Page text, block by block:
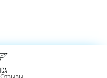
Отзывы